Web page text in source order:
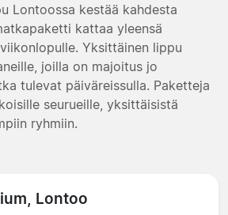
Lontoossa kestää kahdesta
kattaa yleensä
Yksittäinen lippu
joilla on majoitus jo
tulevat päiväreissulla. Paketteja
seurueille, yksittäisistä
ryhmiin.
Lontoo